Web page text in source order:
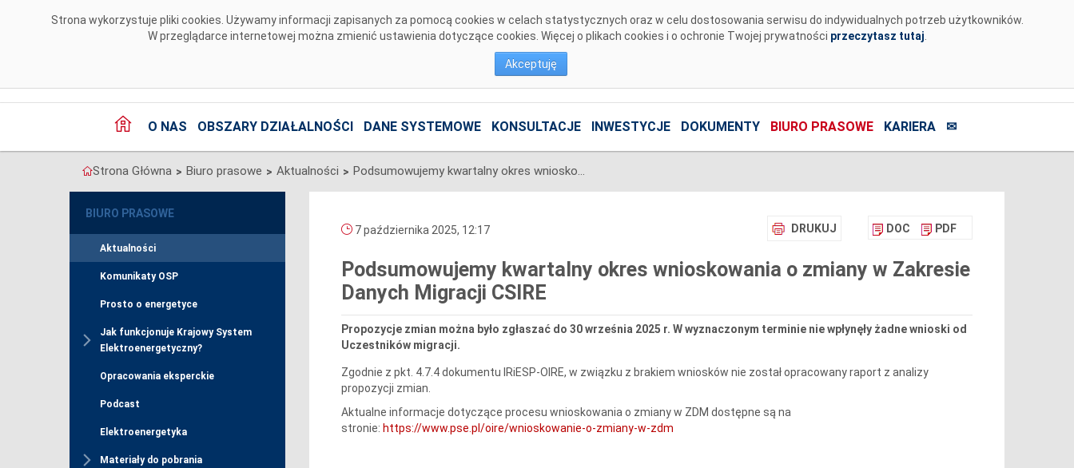
Strona wykorzystuje pliki cookies. Używamy informacji zapisanych za pomocą cookies w celach statystycznych oraz w celu dostosowania serwisu do indywidualnych potrzeb użytkowników.
W przeglądarce internetowej można zmienić ustawienia dotyczące cookies. Więcej o plikach cookies i o ochronie Twojej prywatności przeczytasz tutaj
Akceptuję
O NAS OBSZARY DZIAŁALNOŚCI DANE SYSTEMOWE KONSULTACJE INWESTYCJE DOKUMENTY BIURO PRASOWE KARIERA ✉
Strona Główna > Biuro prasowe > Aktualności > Podsumowujemy kwartalny okres wnioskowania o zmiany w Zakresie Danych Migracji CSIRE
BIURO PRASOWE
Aktualności
Komunikaty OSP
Prosto o energetyce
Jak funkcjonuje Krajowy System
Elektroenergetyczny?
Opracowania eksperckie
Podcast
Elektroenergetyka
Materiały do pobrania
DRUKUJ DOC PDF
7 października 2025, 12:17
Podsumowujemy kwartalny okres wnioskowania o zmiany w Zakresie
Danych Migracji CSIRE
Propozycje zmian można było zgłaszać do 30 września 2025 r. W wyznaczonym terminie nie wpłynęły żadne wnioski od
Uczestników migracji.
Zgodnie z pkt. 4.7.4 dokumentu IRiESP-OIRE, w związku z brakiem wniosków nie został opracowany raport z analizy
propozycji zmian.
Aktualne informacje dotyczące procesu wnioskowania o zmiany w ZDM dostępne są na
stronie: https://www.pse.pl/oire/wnioskowanie-o-zmiany-w-zdm